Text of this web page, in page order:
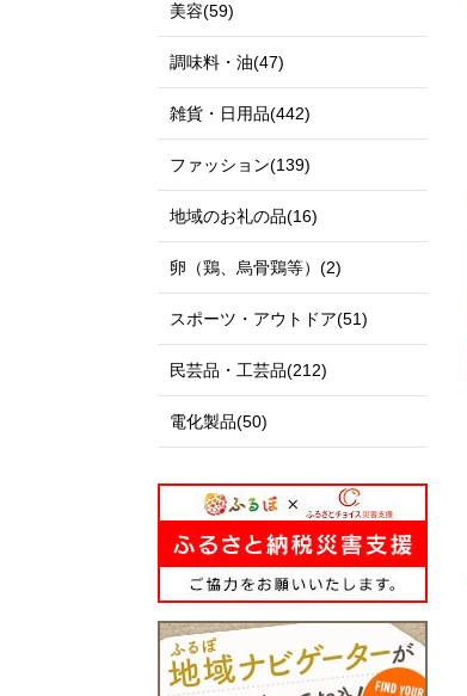
美容(59)
調味料・油(47)
雑貨・日用品(442)
ファッション(139)
地域のお礼の品(16)
卵（鶏、烏骨鶏等）(2)
スポーツ・アウトドア(51)
民芸品・工芸品(212)
電化製品(50)